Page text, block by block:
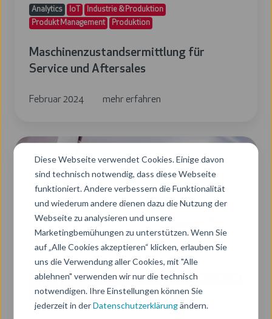
Diese Webseite verwendet Cookies. Einige davon
sind technisch notwendig, dass diese Webseite
funktioniert. Andere verbessern die Funktionalität
und wiederum andere dienen dazu die Nutzung der
Webseite zu analysieren und unsere
Marketingbemühungen zu unterstützen. Wenn Sie
auf „Alle Cookies akzeptieren“ klicken, erlauben Sie
uns die Verwendung aller Cookies, mit "Alle
ablehnen" verwenden wir nur die technisch
notwendigen. Ihre Einstellungen können Sie
jederzeit in derDatenschutzerklärungändern.
Analytics IoT
Industrie & Produktion
Produkt Management
Produktion
Maschinenzustandsermittlung für
Service und Aftersales
Februar 2024 mehr erfahren
Smart
Parking:
Parkraummanagement
Video
KI IoT Öffentlichkeit & Gesellschaft
Produkt Management
Kundenbetreuung